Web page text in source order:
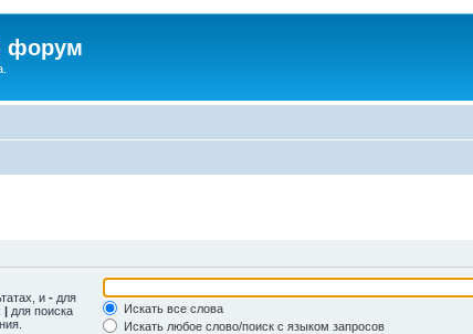
форум
и - для
| для поиска
Искать все слова
Искать любое слово/поиск с языком запросов